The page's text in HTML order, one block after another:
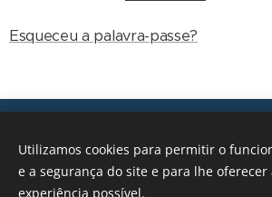
Esqueceu a palavra-passe?
geral@transicoes.pt
Utilizamos cookies para permitir o
e a segurança do site e para lhe
experiência possível.